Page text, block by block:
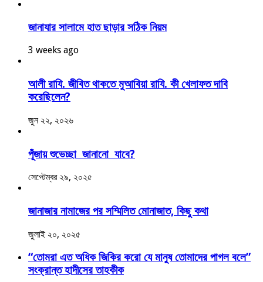
জানাযার সালামে হাত ছাড়ার সঠিক নিয়ম
3 weeks ago
আলী রাযি. জীবিত থাকতে মুআবিয়া রাযি. কী খেলাফত দাবি
করেছিলেন?
জুন ২২, ২০২৬
পূঁজায় শুভেচ্ছা জানানো যাবে?
সেপ্টেম্বর ২৯, ২০২৫
জানাজার নামাজের পর সম্মিলিত মোনাজাত, কিছু কথা
জুলাই ২০, ২০২৫
“তোমরা এত অধিক জিকির করো যে মানুষ তোমাদের পাগল বলে”
সংক্রান্ত হাদীসের তাহকীক